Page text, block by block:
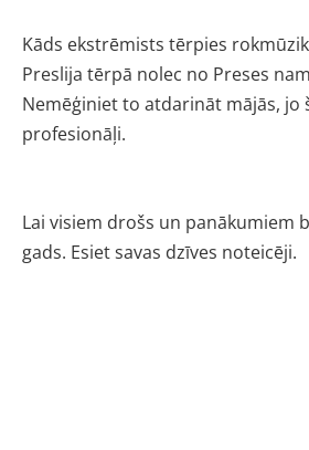
Kāds ekstrēmists tērpies
Preslija tērpā nolec no Preses
Nemēģiniet to atdarināt mājās, jo
profesionāļi.
Lai visiem drošs un panākumiem
gads. Esiet savas dzīves noteicēji.